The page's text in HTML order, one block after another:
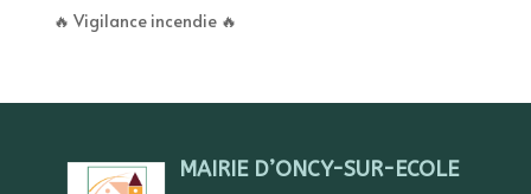
🔥 Vigilance incendie 🔥
MAIRIE D’ONCY-SUR-ECOLE